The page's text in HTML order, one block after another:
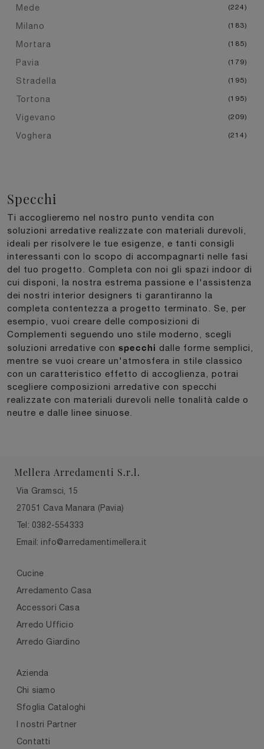
Mede 224
Milano 183
Mortara 185
Pavia 179
Stradella 195
Tortona 195
Vigevano 209
Voghera 214
Specchi
Ti accoglieremo nel nostro punto vendita con
soluzioni arredative realizzate con materiali durevoli,
ideali per risolvere le tue esigenze, e tanti consigli
interessanti con lo scopo di accompagnarti nelle fasi
del tuo progetto. Completa con noi gli spazi indoor di
cui disponi, la nostra estrema passione e l'assistenza
dei nostri interior designers ti garantiranno la
completa contentezza a progetto terminato. Se, per
esempio, vuoi creare delle composizioni di
Complementi seguendo uno stile moderno, scegli
soluzioni arredative con specchi dalle forme semplici,
mentre se vuoi creare un'atmosfera in stile classico
con un caratteristico effetto di accoglienza, potrai
scegliere composizioni arredative con specchi
realizzate con materiali durevoli nelle tonalità calde o
neutre e dalle linee sinuose.
Mellera Arredamenti S.r.l.
Via Gramsci, 15
27051 Cava Manara (Pavia)
Tel: 0382-554333
Email: info@arredamentimellera.it
Cucine
Arredamento Casa
Accessori Casa
Arredo Ufficio
Arredo Giardino
Azienda
Chi siamo
Sfoglia Cataloghi
I nostri Partner
Contatti